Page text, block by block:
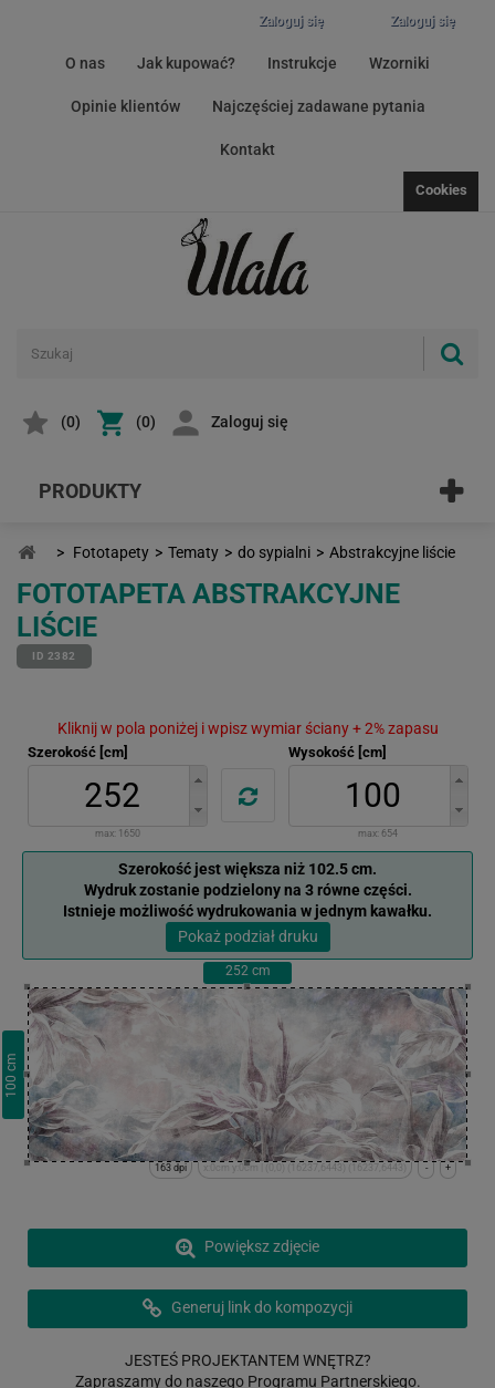
Zaloguj się
Zaloguj się
O nas Jak kupować? Instrukcje Wzorniki
Opinie klientów Najczęściej zadawane pytania
Kontakt
Cookies
(0) (0) Zaloguj się
PRODUKTY
> Fototapety > Tematy > do sypialni > Abstrakcyjne liście
FOTOTAPETA ABSTRAKCYJNE
LIŚCIE
ID 2382
Kliknij w pola poniżej i wpisz wymiar ściany + 2% zapasu
Szerokość [cm]
max: 1650
Wysokość [cm]
max: 654
Szerokość jest większa niż 102.5 cm.
Wydruk zostanie podzielony na 3 równe części.
Istnieje możliwość wydrukowania w jednym kawałku.
Pokaż podział druku
252 cm
100
cm
+
-
x:0cm y:0cm | (0,0) (16237,6443) (16237,6443)
163 dpi
Powiększ zdjęcie
Generuj link do kompozycji
JESTEŚ PROJEKTANTEM WNĘTRZ?
Zapraszamy do naszego Programu Partnerskiego.